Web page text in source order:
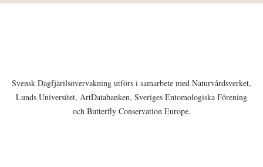
Svensk Dagfjärilsövervakning utförs i samarbete med Naturvårdsverket,
Lunds Universitet, ArtDatabanken, Sveriges Entomologiska Förening
och Butterfly Conservation Europe.